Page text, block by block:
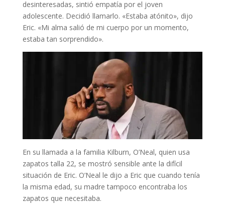
desinteresadas, sintió empatía por el joven
adolescente. Decidió llamarlo. «Estaba atónito», dijo
Eric. «Mi alma salió de mi cuerpo por un momento,
estaba tan sorprendido».
En su llamada a la familia Kilburn, O’Neal, quien usa
zapatos talla 22, se mostró sensible ante la difícil
situación de Eric. O’Neal le dijo a Eric que cuando tenía
la misma edad, su madre tampoco encontraba los
zapatos que necesitaba.